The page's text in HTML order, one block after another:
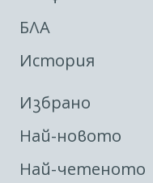
БЛА
История
Избрано
Най-новото
Най-четеното